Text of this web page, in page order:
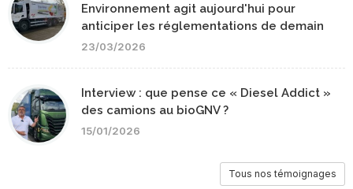
Environnement agit aujourd'hui pour
anticiper les réglementations de demain
23/03/2026
Interview : que pense ce « Diesel Addict »
des camions au bioGNV ?
15/01/2026
Tous nos témoignages